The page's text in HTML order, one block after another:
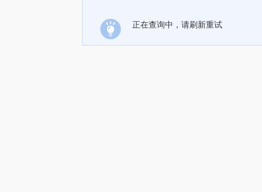
正在查询中，请刷新重试